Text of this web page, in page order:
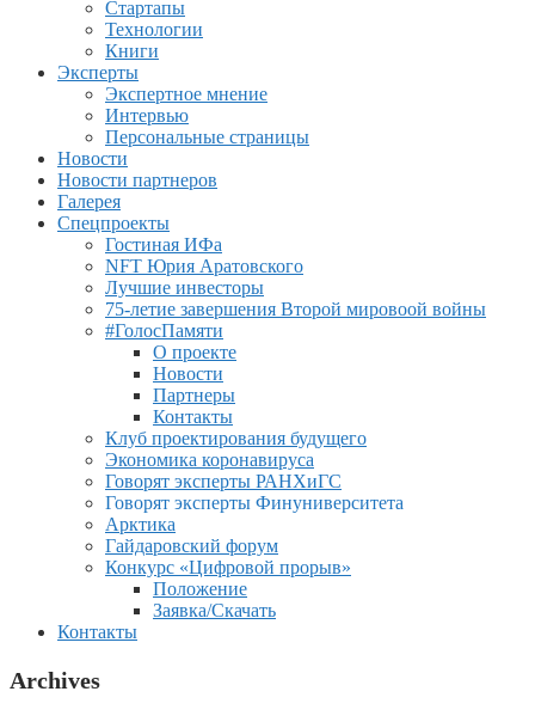
Стартапы
Технологии
Книги
Эксперты
Экспертное мнение
Интервью
Персональные страницы
Новости
Новости партнеров
Галерея
Спецпроекты
Гостиная ИФа
NFT Юрия Аратовского
Лучшие инвесторы
75-летие завершения Второй мировоой войны
#ГолосПамяти
О проекте
Новости
Партнеры
Контакты
Клуб проектирования будущего
Экономика коронавируса
Говорят эксперты РАНХиГС
Говорят эксперты Финуниверситета
Арктика
Гайдаровский форум
Конкурс «Цифровой прорыв»
Положение
Заявка/Скачать
Контакты
Archives